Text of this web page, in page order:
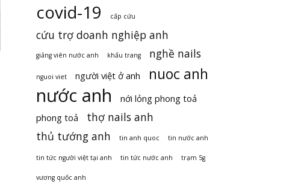
covid-19 cấp cứu
cứu trợ doanh nghiệp anh
giảng viên nước anh khẩu trang nghề nails
nguoi viet người việt ở anh nuoc anh
nước anh
nới lỏng phong toả
phong toả
thợ nails anh
thủ tướng anh
tin anh quoc tin nước anh
tin tức người việt tại anh tin tức nước anh trạm 5g
vương quốc anh